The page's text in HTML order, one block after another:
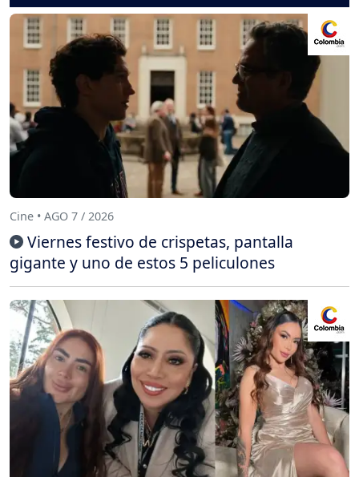
Cine • AGO 7 / 2026
Viernes festivo de crispetas, pantalla
gigante y uno de estos 5 peliculones